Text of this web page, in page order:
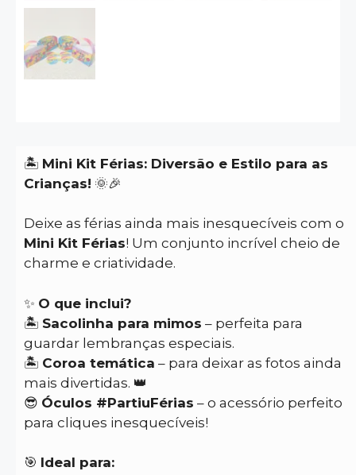
🏝️ Mini Kit Férias: Diversão e Estilo para as
Crianças! 🌞🎉
Deixe as férias ainda mais inesquecíveis com o
Mini Kit Férias! Um conjunto incrível cheio de
charme e criatividade.
✨ O que inclui?
🏝️ Sacolinha para mimos – perfeita para
guardar lembranças especiais.
🏝️ Coroa temática – para deixar as fotos ainda
mais divertidas. 👑
😎 Óculos #PartiuFérias – o acessório perfeito
para cliques inesquecíveis!
🎯 Ideal para: